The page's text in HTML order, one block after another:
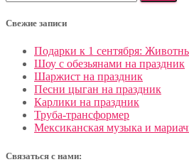
Свежие записи
Подарки к 1 сентября:
Шоу с обезьянами на праздник
Шаржист на праздник
Песни цыган на праздник
Карлики на праздник
Труба-трансформер
Мексиканская музыка и
Связаться с нами: